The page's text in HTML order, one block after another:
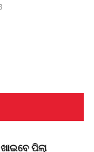
ପିଲା